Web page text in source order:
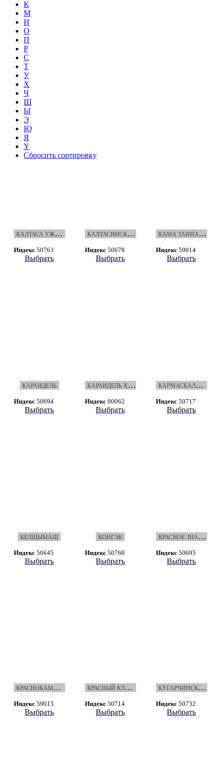
К
М
Н
О
П
Р
С
Т
У
Х
Ч
Ш
Ы
Э
Ю
Я
Ү
Сбросить сортировку
К
АЛТАСА УЖАРА
Индекс 50763
Выбрать
К
АЛТАСИНСКАЯ ЗАРЯ
Индекс 50678
Выбрать
К
АМА ТАННАРЫ
Индекс 59014
Выбрать
КАРАИДЕЛЬ
Индекс 50694
Выбрать
К
АРАИДЕЛЬ ХЭБЭРЛЭРЭ
Индекс 00062
Выбрать
К
АРМАСКАЛИНСКАЯ НОВЬ
Индекс 50717
Выбрать
КЕЛШЫМАШ
Индекс 50645
Выбрать
КОНГЭК
Индекс 50768
Выбрать
К
РАСНОЕ ЗНАМЯ НЕФТЕКАМСК
Индекс 50695
Выбрать
К
РАСНОКАМСКИЕ ЗОРИ
Индекс 59015
Выбрать
К
РАСНЫЙ КЛЮЧ.НУРИМАН
Индекс 50714
Выбрать
К
УГАРЧИНСКИЕ ВЕСТИ
Индекс 50732
Выбрать